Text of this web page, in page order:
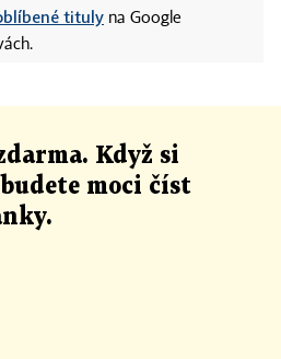
tituly na Google
Když si
moci číst
.